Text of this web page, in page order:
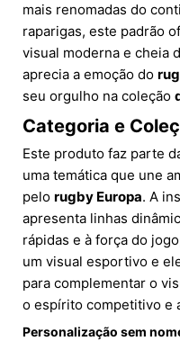
mais renomadas do
raparigas, este padrão
visual moderna e cheia
aprecia a emoção do
seu orgulho na coleção
Categoria e
Este produto faz parte
uma temática que une
pelo rugby Europa. A
apresenta linhas
rápidas e à força do
um visual esportivo e
para complementar o
o espírito competitivo e
Personalização sem